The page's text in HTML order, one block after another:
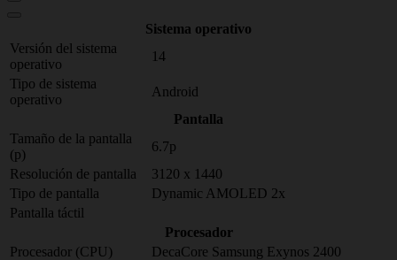
Sistema operativo
Versión del sistema
operativo
14
Tipo de sistema
operativo
Android
Pantalla
Tamaño de la pantalla
(p)
6.7p
Resolución de pantalla
3120 x 1440
Tipo de pantalla
Dynamic AMOLED 2x
Pantalla táctil
Procesador
Procesador (CPU)
DecaCore Samsung Exynos 2400